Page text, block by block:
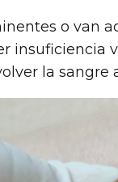
o van
insuficiencia
la